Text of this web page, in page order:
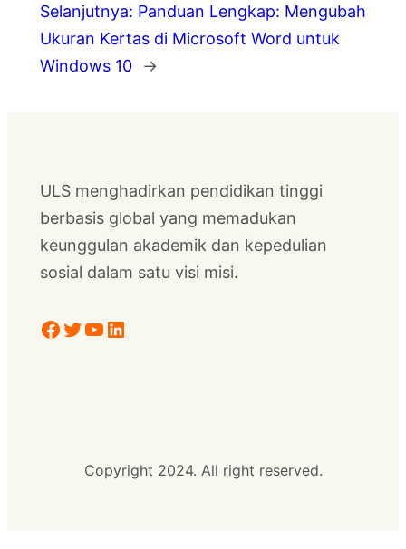
Selanjutnya: Panduan Lengkap: Mengubah
Ukuran Kertas di Microsoft Word untuk
Windows 10
→
ULS menghadirkan pendidikan tinggi
berbasis global yang memadukan
keunggulan akademik dan kepedulian
sosial dalam satu visi misi.
Facebook Twitter YouTube LinkedIn
Copyright 2024. All right reserved.